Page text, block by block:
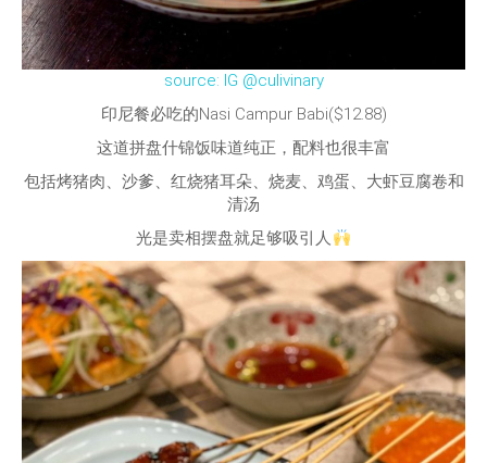
source: IG @culivinary
印尼餐必吃的Nasi Campur Babi($12.88)
这道拼盘什锦饭味道纯正，配料也很丰富
包括烤猪肉、沙爹、红烧猪耳朵、烧麦、鸡蛋、大虾豆腐卷和
清汤
光是卖相摆盘就足够吸引人